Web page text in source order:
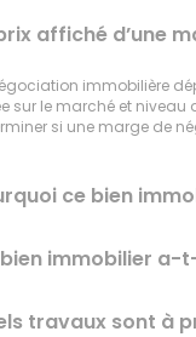
affiché d’une
immobilière
sur le marché et
si une marge de
ce bien
immobilier a-
travaux sont à